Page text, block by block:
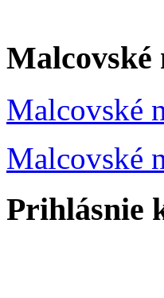
Malcovské
Malcovské
Malcovské
Prihlásnie